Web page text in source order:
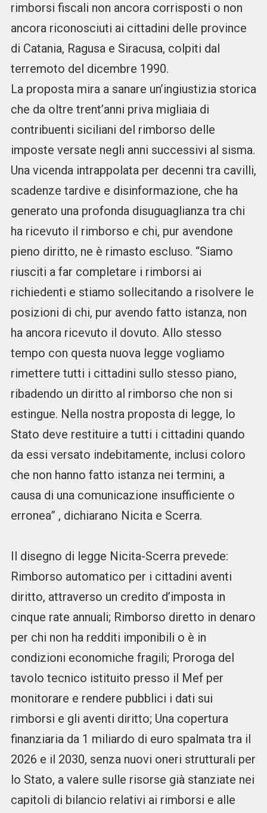
rimborsi fiscali non ancora corrisposti o non
ancora riconosciuti ai cittadini delle province
di Catania, Ragusa e Siracusa, colpiti dal
terremoto del dicembre 1990.
La proposta mira a sanare un’ingiustizia storica
che da oltre trent’anni priva migliaia di
contribuenti siciliani del rimborso delle
imposte versate negli anni successivi al sisma.
Una vicenda intrappolata per decenni tra cavilli,
scadenze tardive e disinformazione, che ha
generato una profonda disuguaglianza tra chi
ha ricevuto il rimborso e chi, pur avendone
pieno diritto, ne è rimasto escluso. “Siamo
riusciti a far completare i rimborsi ai
richiedenti e stiamo sollecitando a risolvere le
posizioni di chi, pur avendo fatto istanza, non
ha ancora ricevuto il dovuto. Allo stesso
tempo con questa nuova legge vogliamo
rimettere tutti i cittadini sullo stesso piano,
ribadendo un diritto al rimborso che non si
estingue. Nella nostra proposta di legge, lo
Stato deve restituire a tutti i cittadini quando
da essi versato indebitamente, inclusi coloro
che non hanno fatto istanza nei termini, a
causa di una comunicazione insufficiente o
erronea” , dichiarano Nicita e Scerra.
Il disegno di legge Nicita-Scerra prevede:
Rimborso automatico per i cittadini aventi
diritto, attraverso un credito d’imposta in
cinque rate annuali; Rimborso diretto in denaro
per chi non ha redditi imponibili o è in
condizioni economiche fragili; Proroga del
tavolo tecnico istituito presso il Mef per
monitorare e rendere pubblici i dati sui
rimborsi e gli aventi diritto; Una copertura
finanziaria da 1 miliardo di euro spalmata tra il
2026 e il 2030, senza nuovi oneri strutturali per
lo Stato, a valere sulle risorse già stanziate nei
capitoli di bilancio relativi ai rimborsi e alle